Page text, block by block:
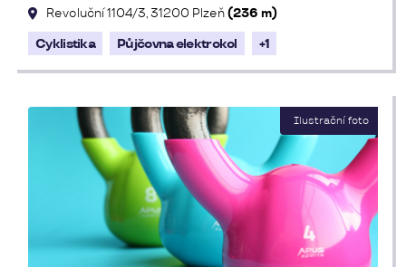
Revoluční 1104/3, 31200 Plzeň(236 m)
Cyklistika Půjčovna elektrokol +1